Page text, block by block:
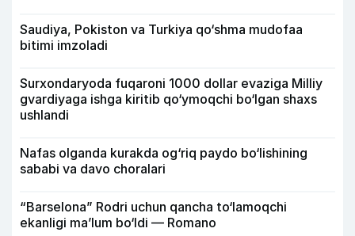
Saudiya, Pokiston va Turkiya qo‘shma mudofaa
bitimi imzoladi
Surxondaryoda fuqaroni 1000 dollar evaziga Milliy
gvardiyaga ishga kiritib qo‘ymoqchi bo‘lgan shaxs
ushlandi
Nafas olganda kurakda og‘riq paydo bo‘lishining
sababi va davo choralari
“Barselona” Rodri uchun qancha to‘lamoqchi
ekanligi ma’lum bo‘ldi — Romano